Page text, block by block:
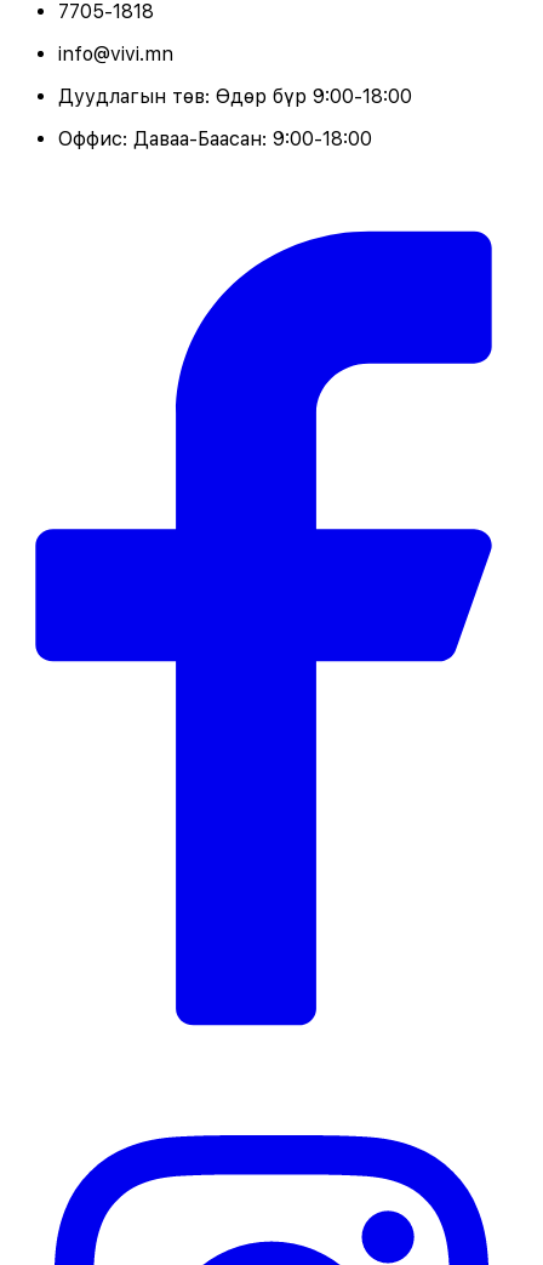
7705-1818
info@vivi.mn
Дуудлагын төв: Өдөр бүр 9:00-18:00
Оффис: Даваа-Баасан: 9:00-18:00